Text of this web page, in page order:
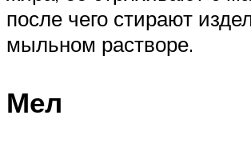
после чего стирают
мыльном растворе.
Мел